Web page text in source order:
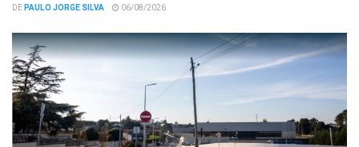
DEPAULO JORGE SILVA 06/08/2026